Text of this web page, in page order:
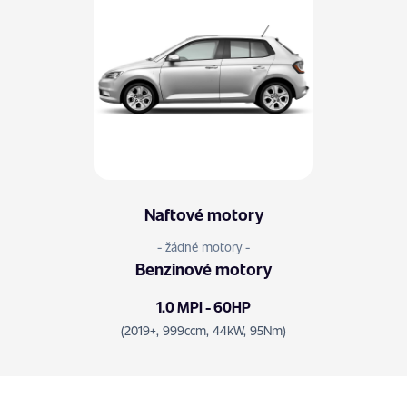
Naftové motory
- žádné motory -
Benzinové motory
1.0 MPI - 60HP
(2019+, 999ccm, 44kW, 95Nm)